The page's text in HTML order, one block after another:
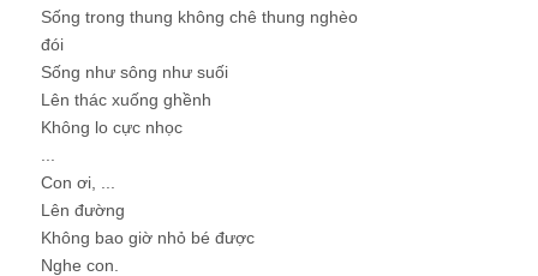
Sống trong thung không chê thung nghèo
đói
Sống như sông như suối
Lên thác xuống ghềnh
Không lo cực nhọc
Con ơi, ...
Lên đường
Không bao giờ nhỏ bé được
Nghe con.